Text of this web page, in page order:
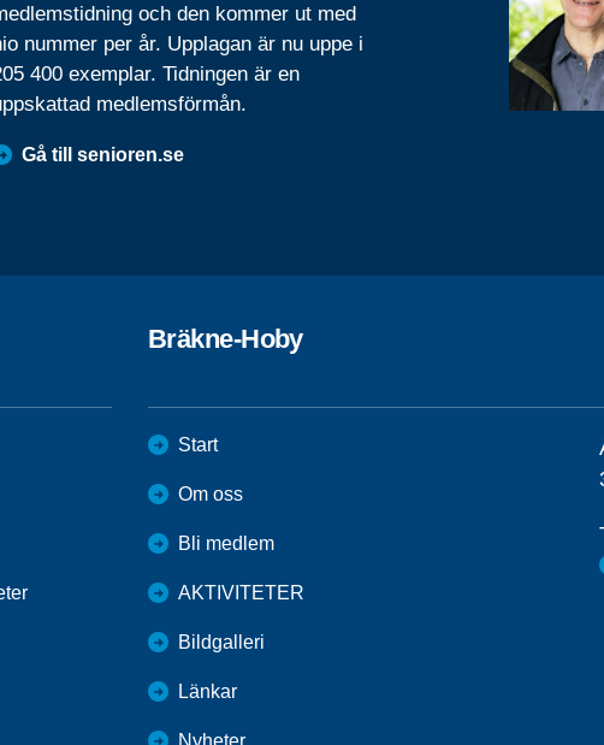
och den kommer ut med
nummer per år. Upplagan är nu uppe i
400 exemplar. Tidningen är en
medlemsförmån.
Gå till senioren.se
Bräkne-Hoby
Start
Om oss
Bli medlem
AKTIVITETER
Bildgalleri
Länkar
Nyheter